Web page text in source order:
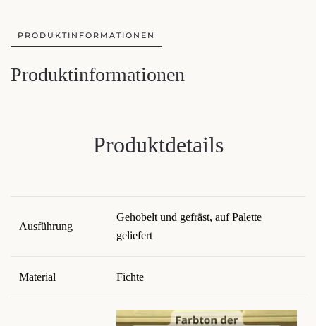
PRODUKTINFORMATIONEN
Produktinformationen
Produktdetails
Ausführung
Gehobelt und gefräst, auf Palette
geliefert
Material Fichte